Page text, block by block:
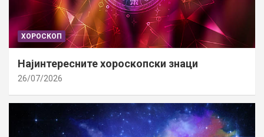
ХОРОСКОП
Најинтересните хороскопски знаци
26/07/2026